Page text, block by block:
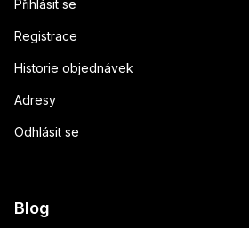
Přihlásit se
Registrace
Historie objednávek
Adresy
Odhlásit se
Blog